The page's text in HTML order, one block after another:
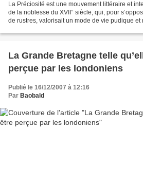
La Préciosité est une mouvement littéraire et
de la noblesse du XVII° siècle, qui, pour
de rustres, valorisait un mode de vie pudique et
La Grande Bretagne telle
perçue par les londoniens
Publié le 16/12/2007 à 12:16
Par Baobald